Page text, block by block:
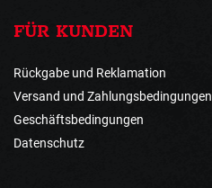
FÜR KUNDEN
Rückgabe und Reklamation
Versand und Zahlungsbedingungen
Geschäftsbedingungen
Datenschutz